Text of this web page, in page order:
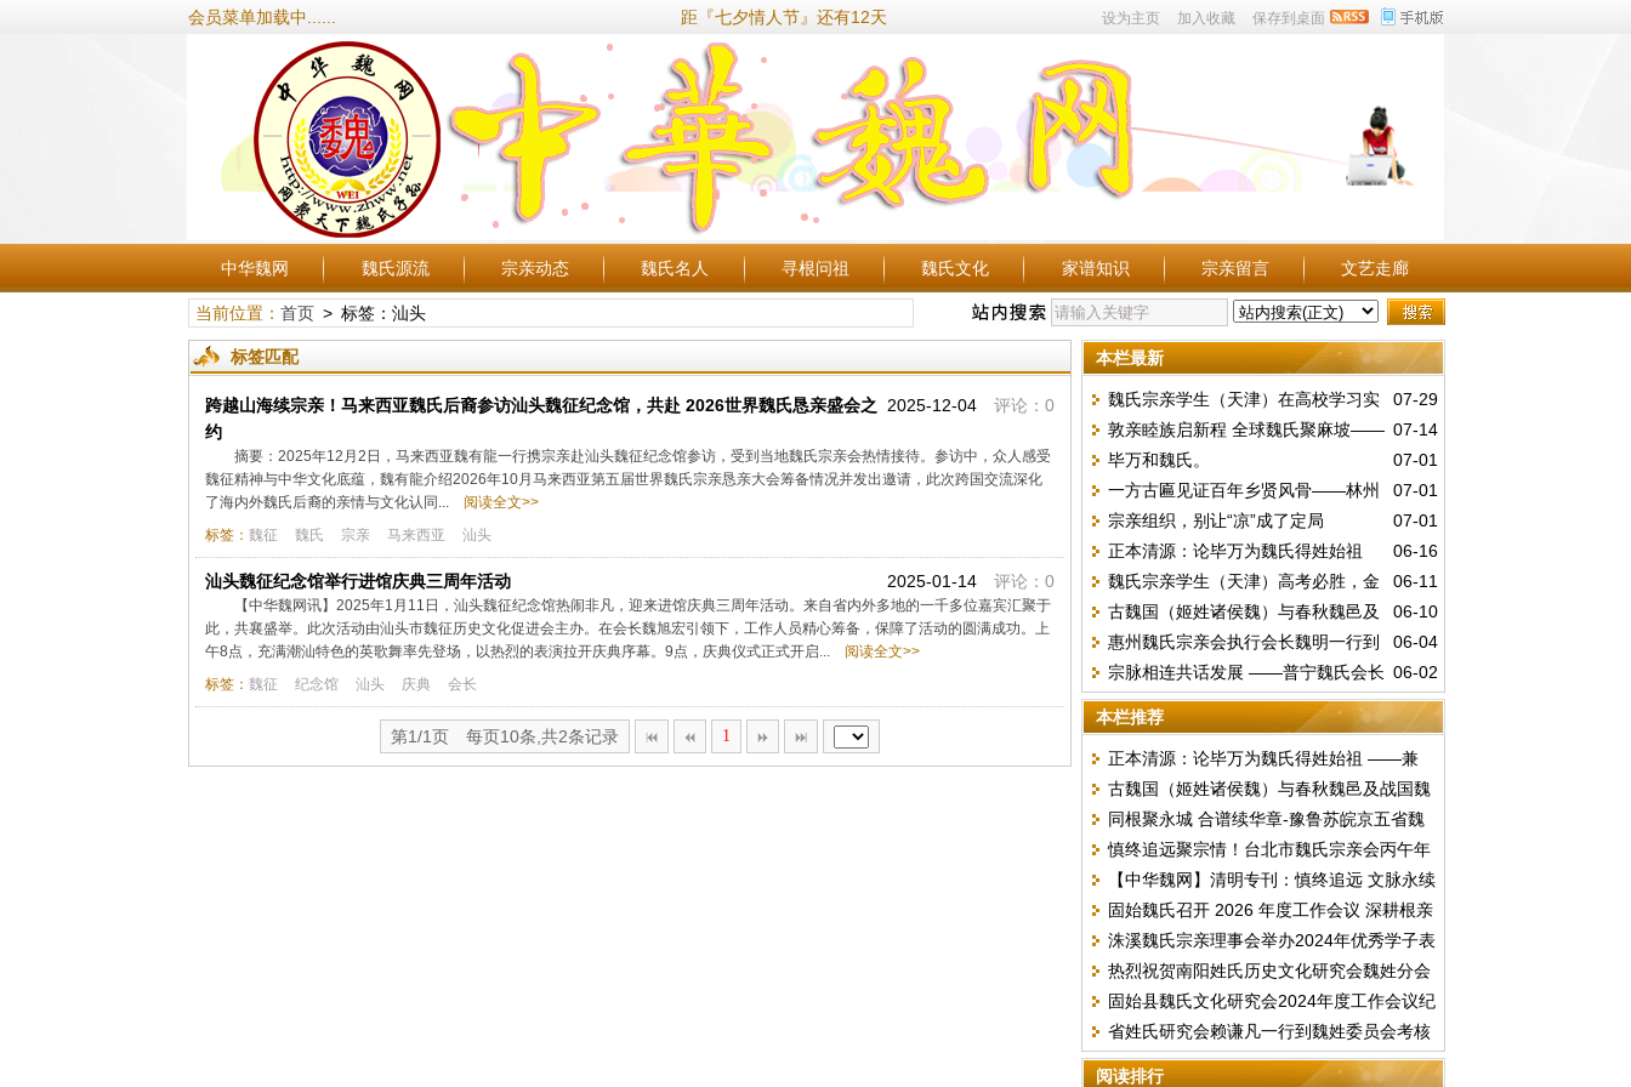
会员菜单加载中...... 设为主页 加入收藏 保存到桌面
距『七夕情人节』还有12天
中华魏网 魏氏源流 宗亲动态 魏氏名人 寻根问祖 魏氏文化 家谱知识 宗亲留言 文艺走廊
当前位置： 首页> 标签：汕头
标签匹配
2025-12-04评论：0
跨越山海续宗亲！马来西亚魏氏后裔参访汕头魏征纪念馆，共赴 2026世界魏氏恳亲盛会之
约
摘要：2025年12月2日，马来西亚魏有龍一行携宗亲赴汕头魏征纪念馆参访，受到当地魏氏宗亲会热情接待。参访中，众人感受
魏征精神与中华文化底蕴，魏有龍介绍2026年10月马来西亚第五届世界魏氏宗亲恳亲大会筹备情况并发出邀请，此次跨国交流深化
了海内外魏氏后裔的亲情与文化认同...
阅读全文>>
标签： 魏征 魏氏 宗亲 马来西亚 汕头
2025-01-14评论：0
汕头魏征纪念馆举行进馆庆典三周年活动
【中华魏网讯】2025年1月11日，汕头魏征纪念馆热闹非凡，迎来进馆庆典三周年活动。来自省内外多地的一千多位嘉宾汇聚于
此，共襄盛举。此次活动由汕头市魏征历史文化促进会主办。在会长魏旭宏引领下，工作人员精心筹备，保障了活动的圆满成功。上
午8点，充满潮汕特色的英歌舞率先登场，以热烈的表演拉开庆典序幕。9点，庆典仪式正式开启...
阅读全文>>
标签： 魏征 纪念馆 汕头 庆典 会长
第1/1页 每页10条,共2条记录 1
本栏最新
07-29
魏氏宗亲学生（天津）在高校学习实
况点滴。
07-14
敦亲睦族启新程 全球魏氏聚麻坡——
第五届世魏恳亲大会暨麻属魏氏公会三十周
年庆典
07-01
毕万和魏氏。
07-01
一方古匾见证百年乡贤风骨——林州
魏庄村发现民国“維持地方”木匾
07-01
宗亲组织，别让“凉”成了定局
06-16
正本清源：论毕万为魏氏得姓始祖
——兼驳“古魏公族为源”说
06-11
魏氏宗亲学生（天津）高考必胜，金
榜题名。
06-10
古魏国（姬姓诸侯魏）与春秋魏邑及
战国魏国的文明嬗变
06-04
惠州魏氏宗亲会执行会长魏明一行到
访总会汇报工作并交流《唐台魏氏谱志》编
撰事宜
06-02
宗脉相连共话发展 ——普宁魏氏会长
魏李锦赴中山海洲开展宗亲座谈
本栏推荐
正本清源：论毕万为魏氏得姓始祖 ——兼
驳“古魏公族为源”说
古魏国（姬姓诸侯魏）与春秋魏邑及战国魏
国的文明嬗变
同根聚永城 合谱续华章-豫鲁苏皖京五省魏
氏文化联谊暨合谱研讨盛会顺利落幕
慎终追远聚宗情！台北市魏氏宗亲会丙午年
春季祭祖暨换届选举圆满举行
【中华魏网】清明专刊：慎终追远 文脉永续
文明祭祖倡议书
固始魏氏召开 2026 年度工作会议 深耕根亲
文化擘画发展新篇
洙溪魏氏宗亲理事会举办2024年优秀学子表
彰大会
热烈祝贺南阳姓氏历史文化研究会魏姓分会
2024续谱推进会圆满成功召开
固始县魏氏文化研究会2024年度工作会议纪
要
省姓氏研究会赖谦凡一行到魏姓委员会考核
2023年度工作
阅读排行